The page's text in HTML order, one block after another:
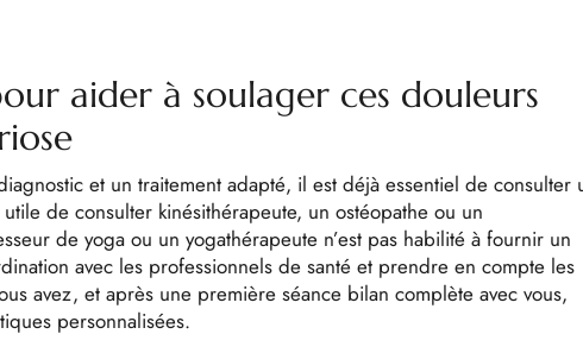
aider à soulager ces douleurs
et un traitement adapté, il est déjà essentiel de consulter
de consulter kinésithérapeute, un ostéopathe ou un
de yoga ou un yogathérapeute n’est pas habilité à fournir un
avec les professionnels de santé et prendre en compte les
avez, et après une première séance bilan complète avec vous,
personnalisées.